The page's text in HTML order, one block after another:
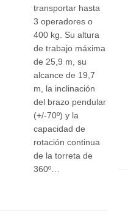
transportar hasta
3 operadores o
400 kg. Su altura
de trabajo máxima
de 25,9 m, su
alcance de 19,7
m, la inclinación
del brazo pendular
(+/-70º) y la
capacidad de
rotación continua
de la torreta de
360º…